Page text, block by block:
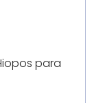
para